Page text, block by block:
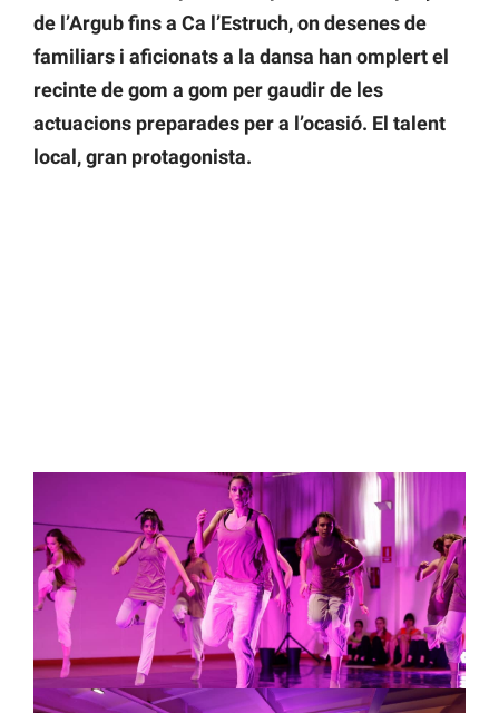
de l’Argub fins a Ca l’Estruch, on desenes de
familiars i aficionats a la dansa han omplert el
recinte de gom a gom per gaudir de les
actuacions preparades per a l’ocasió. El talent
local, gran protagonista.